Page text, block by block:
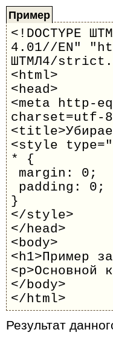
Пример
<!DOCTYPE
4.01//EN"
ШТМЛ4/
<html>
<head>
<meta http-
charset=utf-
<style
* {
margin: 0;
padding: 0;
}
</style>
</head>
<body>
<h1>Пример
<p>Основной
</body>
</html>
Результат